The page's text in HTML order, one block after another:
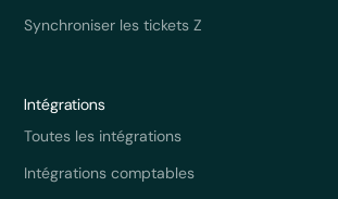
Synchroniser les tickets Z
Intégrations
Toutes les intégrations
Intégrations comptables